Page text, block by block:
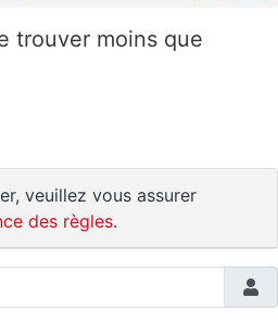
trouver moins que
veuillez vous assurer
des règles.